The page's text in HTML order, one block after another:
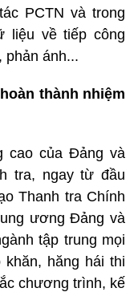
PCTN và trong
liệu về tiếp công
phản ánh...
thành nhiệm
cao của Đảng và
tra, ngay từ đầu
Thanh tra Chính
ương Đảng và
tập trung mọi
hăng hái thi
chương trình, kế